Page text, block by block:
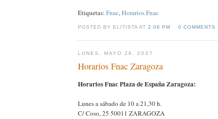
Etiquetas: Fnac,Horarios Fnac
POSTED BY ELITISTA AT2:08 PM 0 COMMENTS
LUNES, MAYO 28, 2007
Horarios Fnac Zaragoza
Horarios Fnac Plaza de España Zaragoza:
Lunes a sábado de 10 a 21,30 h.
C/ Coso, 25 50011 ZARAGOZA